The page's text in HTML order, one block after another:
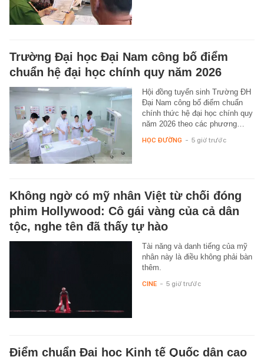
Trường Đại học Đại Nam công bố điểm
chuẩn hệ đại học chính quy năm 2026
Hội đồng tuyển sinh Trường ĐH
Đại Nam công bố điểm chuẩn
chính thức hệ đại học chính quy
năm 2026 theo các phương…
HỌC ĐƯỜNG - 5 giờ trước
Không ngờ có mỹ nhân Việt từ chối đóng
phim Hollywood: Cô gái vàng của cả dân
tộc, nghe tên đã thấy tự hào
Tài năng và danh tiếng của mỹ
nhân này là điều không phải bàn
thêm.
CINE - 5 giờ trước
Điểm chuẩn Đại học Kinh tế Quốc dân cao